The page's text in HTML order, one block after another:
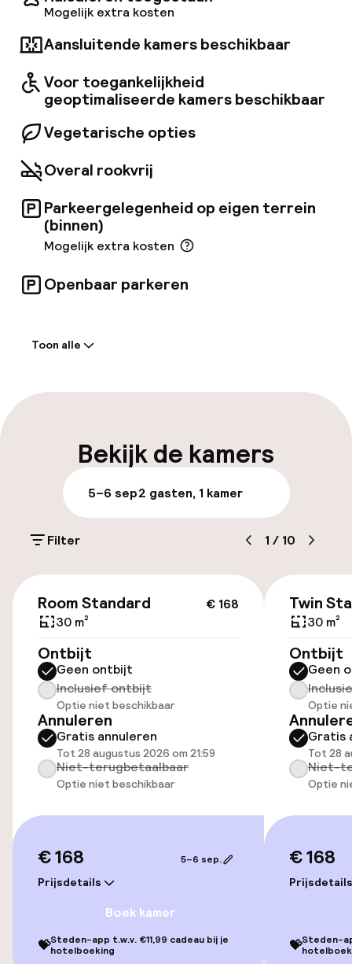
de bovenste verdieping en ontspannen in de
eten? Geniet van het ontbijt in het Cult
in het Axis Café, omringd door groen.
Mogelijk extra kosten
Aansluitende kamers beschikbaar
Voor toegankelijkheid
geoptimaliseerde kamers beschikbaar
Vegetarische opties
Overal rookvrij
Parkeergelegenheid op eigen terrein
(binnen)
Mogelijk extra kosten
Openbaar parkeren
Vroeg inchecken mogelijk
Meertalige medewerkers
Bagageruimte
Parkeergelegenheid op eigen terrein
(buiten)
Parkeergelegenheid op eigen terrein
(binnen)
Mogelijk extra kosten
Parkeerservice
Openbaar parkeren
Oplaadpunt elektrische auto op
Luchthavenshuttle
Transferservice
Fietsverhuur
Toon alle
Bekijk de kamers
5–6 sep2 gasten, 1 kamer
Filter 1 / 10
€ 168
Room Standard
30 m²
Ontbijt
Geen ontbijt
Inclusief ontbijt
Optie niet beschikbaar
Annuleren
Gratis annuleren
Tot 28 augustus 2026 om 21:59
Niet-terugbetaalbaar
Optie niet beschikbaar
€ 168
Prijsdetails
5–6 sep.
Boek kamer
💝Steden-app t.w.v. €11,99 cadeau bij je
hotelboeking
Twin
30 m²
Ontbijt
Geen
Optie
Gratis
Tot 28
Niet-
Optie
€ 168
Prijsdetails
💝Steden-